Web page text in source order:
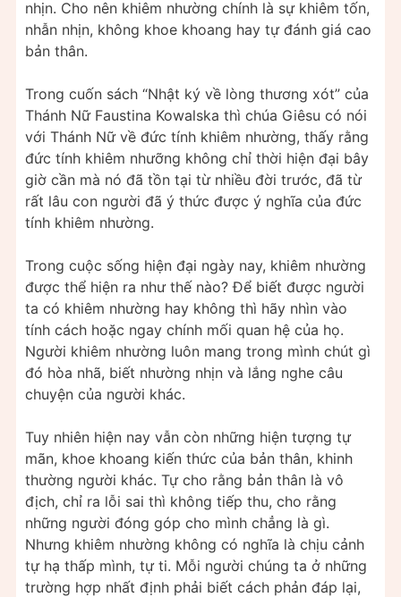
nhịn. Cho nên khiêm nhường chính là sự khiêm tốn,
nhẫn nhịn, không khoe khoang hay tự đánh giá cao
bản thân.
Trong cuốn sách “Nhật ký về lòng thương xót” của
Thánh Nữ Faustina Kowalska thì chúa Giêsu có nói
với Thánh Nữ về đức tính khiêm nhường, thấy rằng
đức tính khiêm nhưỡng không chỉ thời hiện đại bây
giờ cần mà nó đã tồn tại từ nhiều đời trước, đã từ
rất lâu con người đã ý thức được ý nghĩa của đức
tính khiêm nhường.
Trong cuộc sống hiện đại ngày nay, khiêm nhường
được thể hiện ra như thế nào? Để biết được người
ta có khiêm nhường hay không thì hãy nhìn vào
tính cách hoặc ngay chính mối quan hệ của họ.
Người khiêm nhường luôn mang trong mình chút gì
đó hòa nhã, biết nhường nhịn và lắng nghe câu
chuyện của người khác.
Tuy nhiên hiện nay vẫn còn những hiện tượng tự
mãn, khoe khoang kiến thức của bản thân, khinh
thường người khác. Tự cho rằng bản thân là vô
địch, chỉ ra lỗi sai thì không tiếp thu, cho rằng
những người đóng góp cho mình chẳng là gì.
Nhưng khiêm nhường không có nghĩa là chịu cảnh
tự hạ thấp mình, tự ti. Mỗi người chúng ta ở những
trường hợp nhất định phải biết cách phản đáp lại,